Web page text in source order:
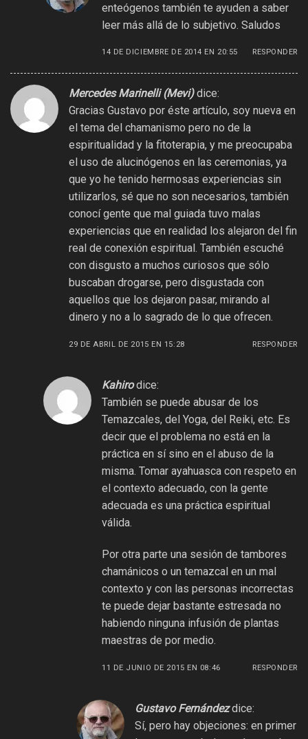
enteógenos también te ayuden a saber
leer más allá de lo subjetivo. Saludos
14 DE DICIEMBRE DE 2014 EN 20:55 RESPONDER
Mercedes Marinelli (Mevi) dice:
Gracias Gustavo por éste artículo, soy nueva en
el tema del chamanismo pero no de la
espiritualidad y la fitoterapia, y me preocupaba
el uso de alucinógenos en las ceremonias, ya
que yo he tenido hermosas experiencias sin
utilizarlos, sé que no son necesarios, también
conocí gente que mal guiada tuvo malas
experiencias que en realidad los alejaron del fin
real de conexión espiritual. También escuché
con disgusto a muchos curiosos que sólo
buscaban drogarse, pero disgustada con
aquellos que los dejaron pasar, mirando al
dinero y no a lo sagrado de lo que ofrecen.
29 DE ABRIL DE 2015 EN 15:28 RESPONDER
Kahiro dice:
También se puede abusar de los
Temazcales, del Yoga, del Reiki, etc. Es
decir que el problema no está en la
práctica en sí sino en el abuso de la
misma. Tomar ayahuasca con respeto en
el contexto adecuado, con la gente
adecuada es una práctica espiritual
válida.
Por otra parte una sesión de tambores
chamánicos o un temazcal en un mal
contexto y con las personas incorrectas
te puede dejar bastante estresada no
habiendo ninguna infusión de plantas
maestras de por medio.
11 DE JUNIO DE 2015 EN 08:46 RESPONDER
Gustavo Fernández dice:
Sí, pero hay objeciones: en primer